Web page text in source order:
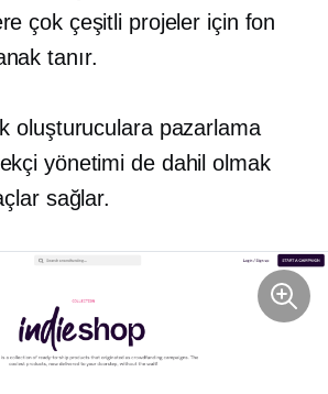
çok çeşitli projeler için fon
tanır.
oluşturuculara pazarlama
yönetimi de dahil olmak
sağlar.